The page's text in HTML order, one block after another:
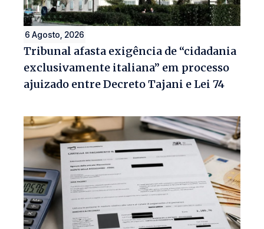
6 Agosto, 2026
Tribunal afasta exigência de “cidadania
exclusivamente italiana” em processo
ajuizado entre Decreto Tajani e Lei 74